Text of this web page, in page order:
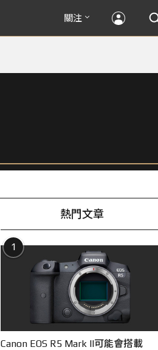
關注
熱門文章
1
Canon EOS R5 Mark II可能會搭載